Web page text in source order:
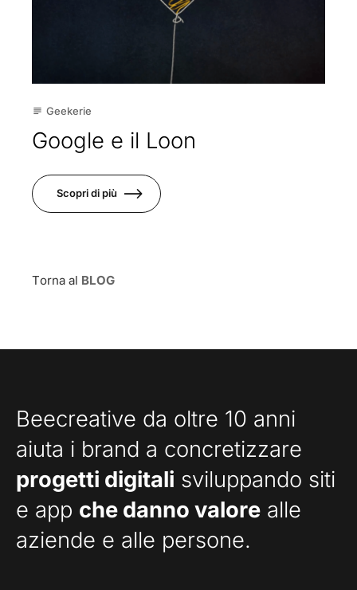
subject Geekerie
Google e il Loon
Scopri di più
Torna al BLOG
Beecreative da oltre 10 anni
aiuta i brand a concretizzare
progetti digitali sviluppando siti
e app che danno valore alle
aziende e alle persone.